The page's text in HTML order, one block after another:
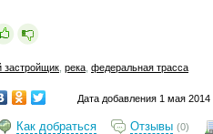
застройщик река федеральная трасса
Дата добавления 1 мая 2014
Как добраться Отзывы (0)